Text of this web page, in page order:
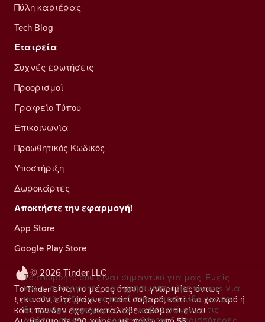
© 2026 Tinder LLC
Το Tinder είναι το μέρος όπου οι γνωριμίες όντως
ξεκινούν, είτε ψάχνεις κάτι σοβαρό, κάτι πιο χαλαρό ή
κάτι που δεν έχεις καταλάβει ακόμα τι είναι.
Πύλη καριέρας
Tech Blog
Εταιρεία
Συχνές ερωτήσεις
Προορισμοί
Γραφείο Τύπου
Επικοινωνία
Προωθητικός Κωδικός
Υποστήριξη
Δωροκάρτες
Αποκτήστε την εφαρμογή!
App Store
Google Play Store
Το απόρρητό σου είναι σημαντικό για μας. Εμείς
και οι συνεργάτες μας χρησιμοποιούμε trackers για
να υπολογίζουμε το κοινό στην ιστοσελίδα, να σου
δείχνουμε προσφορές και να βελτιώνουμε τις